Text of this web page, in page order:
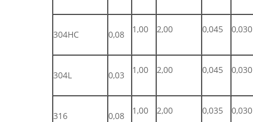
304HC 0,08 1,00 2,00 0,045 0,030
304L 0,03 1,00 2,00 0,045 0,030
316 0,08 1,00 2,00 0,035 0,030